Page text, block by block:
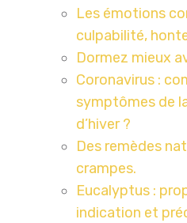
Les émotions
culpabilité,
Dormez mieux
Coronavirus :
symptômes de
d’hiver ?
Des remèdes
crampes.
Eucalyptus :
indication et